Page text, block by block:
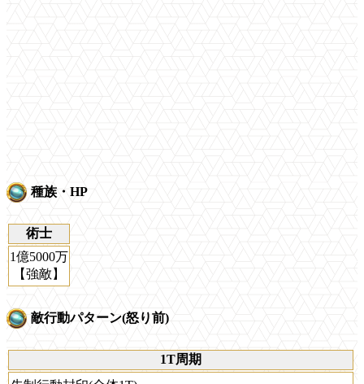
種族・HP
術士
1億5000万
【強敵】
敵行動パターン(怒り前)
1T周期